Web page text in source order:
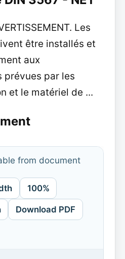
Les
être installés et
aux
prévues par les
et le matériel de ...
from document
100%
Download PDF